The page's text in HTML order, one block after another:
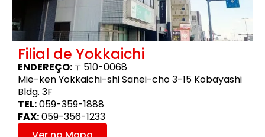
Filial de Yokkaichi
ENDEREÇO:〒510-0068
Mie-ken Yokkaichi-shi Sanei-cho 3-15 Kobayashi
Bldg. 3F
TEL:059-359-1888
FAX:059-356-1233